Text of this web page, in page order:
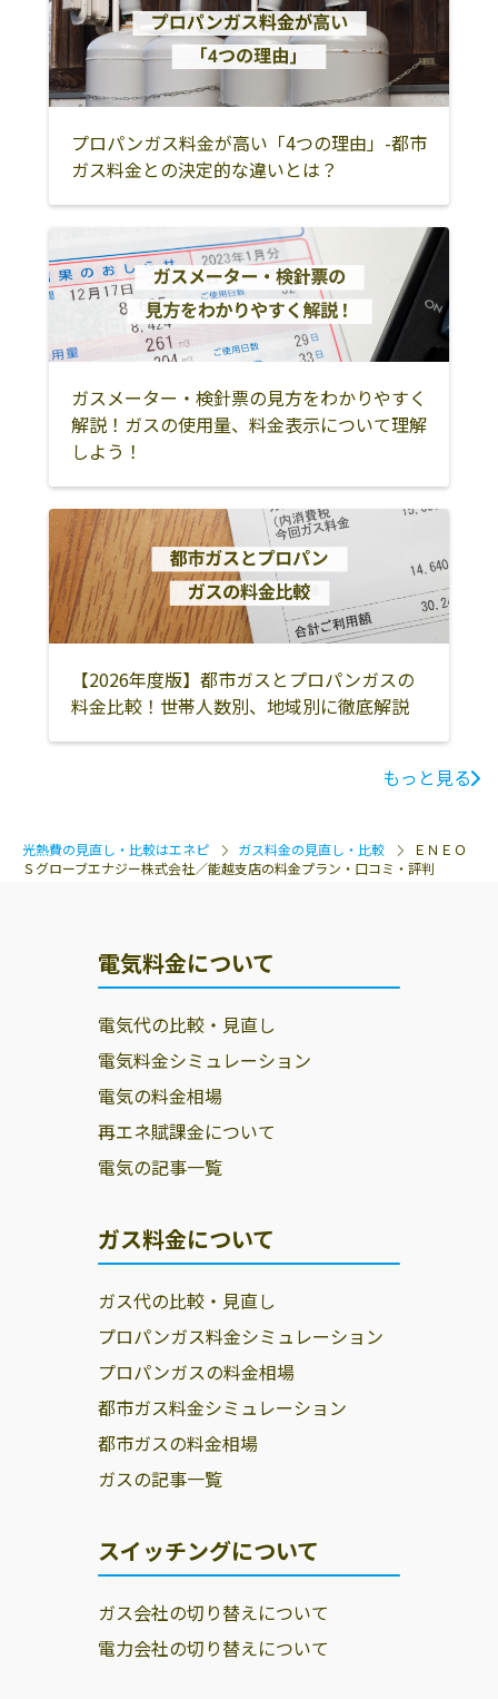
プロパンガス料金が高い「4つの理由」-都市
ガス料金との決定的な違いとは？
ガスメーター・検針票の見方をわかりやすく
解説！ガスの使用量、料金表示について理解
しよう！
【2026年度版】都市ガスとプロパンガスの
料金比較！世帯人数別、地域別に徹底解説
もっと見る
光熱費の見直し・比較はエネピ ガス料金の見直し・比較
ＥＮＥＯ
Ｓグローブエナジー株式会社／能越支店の料金プラン・口コミ・評判
電気料金について
電気代の比較・見直し
電気料金シミュレーション
電気の料金相場
再エネ賦課金について
電気の記事一覧
ガス料金について
ガス代の比較・見直し
プロパンガス料金シミュレーション
プロパンガスの料金相場
都市ガス料金シミュレーション
都市ガスの料金相場
ガスの記事一覧
スイッチングについて
ガス会社の切り替えについて
電力会社の切り替えについて